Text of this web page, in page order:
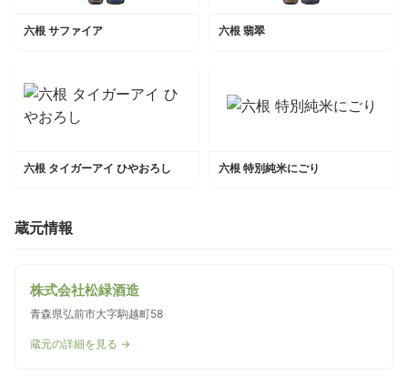
六根 サファイア 六根 翡翠
六根 タイガーアイ ひやおろし 六根 特別純米にごり
蔵元情報
株式会社松緑酒造
青森県弘前市大字駒越町58
蔵元の詳細を見る →